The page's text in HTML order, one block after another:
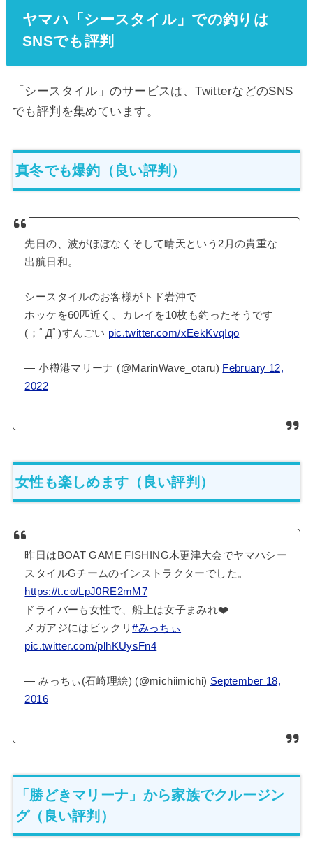
ヤマハ「シースタイル」での釣りは
SNSでも評判
「シースタイル」のサービスは、TwitterなどのSNS
でも評判を集めています。
真冬でも爆釣（良い評判）
先日の、波がほぼなくそして晴天という2月の貴重な
出航日和。
シースタイルのお客様がトド岩沖で
ホッケを60匹近く、カレイを10枚も釣ったそうです
(；ﾟДﾟ)すんごい pic.twitter.com/xEekKvqIqo
— 小樽港マリーナ (@MarinWave_otaru) February 12,
2022
女性も楽しめます（良い評判）
昨日はBOAT GAME FISHING木更津大会でヤマハシー
スタイルGチームのインストラクターでした。
https://t.co/LpJ0RE2mM7
ドライバーも女性で、船上は女子まみれ❤️
メガアジにはビックリ#みっちぃ
pic.twitter.com/plhKUysFn4
— みっちぃ(石崎理絵) (@michiimichi) September 18,
2016
「勝どきマリーナ」から家族でクルージン
グ（良い評判）